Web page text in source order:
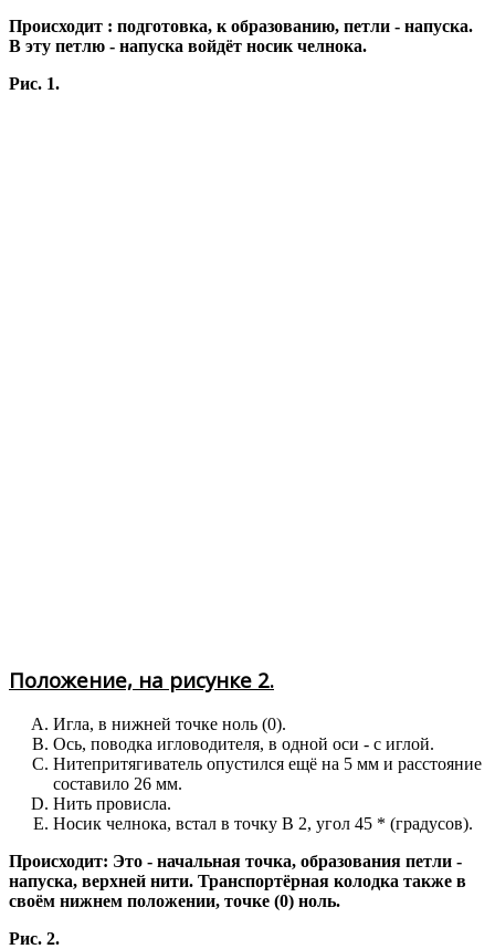
Происходит : подготовка, к образованию, петли - напуска.
В эту петлю - напуска войдёт носик челнока.
Рис. 1.
Положение, на рисунке 2.
Игла, в нижней точке ноль (0).
Ось, поводка игловодителя, в одной оси - с иглой.
Нитепритягиватель опустился ещё на 5 мм и расстояние
составило 26 мм.
Нить провисла.
Носик челнока, встал в точку В 2, угол 45 * (градусов).
Происходит: Это - начальная точка, образования петли -
напуска, верхней нити. Транспортёрная колодка также в
своём нижнем положении, точке (0) ноль.
Рис. 2.